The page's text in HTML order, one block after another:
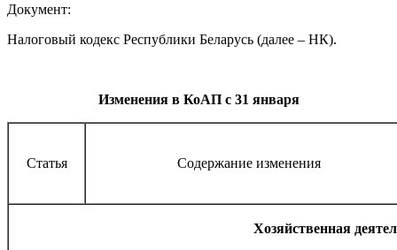
Документ:
Налоговый кодекс Республики Беларусь (далее – НК).
Изменения в КоАП с 31 января
Статья Содержание изменения
Хозяйственная